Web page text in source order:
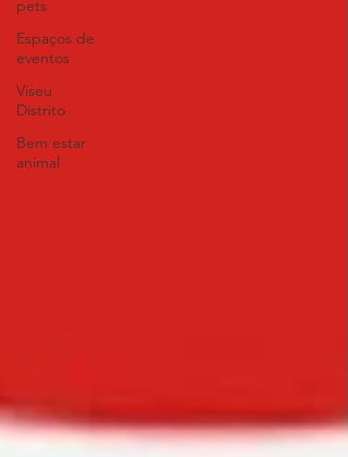
pets
Espaços de
eventos
Viseu
Distrito
Bem estar
animal